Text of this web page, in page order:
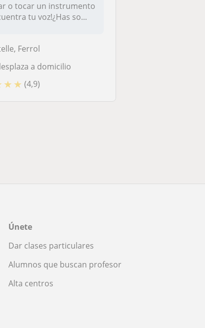
o tocar un instrumento
tu voz!¿Has so...
Ferrol
a domicilio
★ ★ (4,9)
Únete
Dar clases particulares
Alumnos que buscan profesor
Alta centros